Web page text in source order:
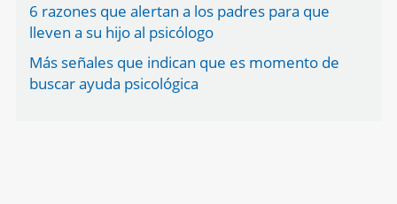
6 razones que alertan a los padres para que
lleven a su hijo al psicólogo
Más señales que indican que es momento de
buscar ayuda psicológica